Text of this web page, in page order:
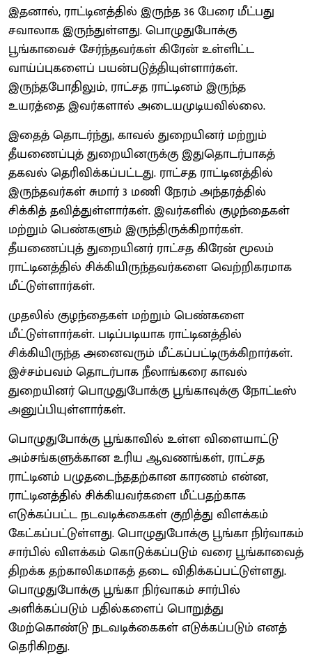
இதனால், ராட்டினத்தில் இருந்த 36 பேரை மீட்பது
சவாலாக இருந்துள்ளது. பொழுதுபோக்கு
பூங்காவைச் சேர்ந்தவர்கள் கிரேன் உள்ளிட்ட
வாய்ப்புகளைப் பயன்படுத்தியுள்ளார்கள்.
இருந்தபோதிலும், ராட்சத ராட்டினம் இருந்த
உயரத்தை இவர்களால் அடையமுடியவில்லை.
இதைத் தொடர்ந்து, காவல் துறையினர் மற்றும்
தீயணைப்புத் துறையினருக்கு இதுதொடர்பாகத்
தகவல் தெரிவிக்கப்பட்டது. ராட்சத ராட்டினத்தில்
இருந்தவர்கள் சுமார் 3 மணி நேரம் அந்தரத்தில்
சிக்கித் தவித்துள்ளார்கள். இவர்களில் குழந்தைகள்
மற்றும் பெண்களும் இருந்திருக்கிறார்கள்.
தீயணைப்புத் துறையினர் ராட்சத கிரேன் மூலம்
ராட்டினத்தில் சிக்கியிருந்தவர்களை வெற்றிகரமாக
மீட்டுள்ளார்கள்.
முதலில் குழந்தைகள் மற்றும் பெண்களை
மீட்டுள்ளார்கள். படிப்படியாக ராட்டினத்தில்
சிக்கியிருந்த அனைவரும் மீட்கப்பட்டிருக்கிறார்கள்.
இச்சம்பவம் தொடர்பாக நீலாங்கரை காவல்
துறையினர் பொழுதுபோக்கு பூங்காவுக்கு நோட்டீஸ்
அனுப்பியுள்ளார்கள்.
பொழுதுபோக்கு பூங்காவில் உள்ள விளையாட்டு
அம்சங்களுக்கான உரிய ஆவணங்கள், ராட்சத
ராட்டினம் பழுதடைந்ததற்கான காரணம் என்ன,
ராட்டினத்தில் சிக்கியவர்களை மீட்பதற்காக
எடுக்கப்பட்ட நடவடிக்கைகள் குறித்து விளக்கம்
கேட்கப்பட்டுள்ளது. பொழுதுபோக்கு பூங்கா நிர்வாகம்
சார்பில் விளக்கம் கொடுக்கப்படும் வரை பூங்காவைத்
திறக்க தற்காலிகமாகத் தடை விதிக்கப்பட்டுள்ளது.
பொழுதுபோக்கு பூங்கா நிர்வாகம் சார்பில்
அளிக்கப்படும் பதில்களைப் பொறுத்து
மேற்கொண்டு நடவடிக்கைகள் எடுக்கப்படும் எனத்
தெரிகிறது.